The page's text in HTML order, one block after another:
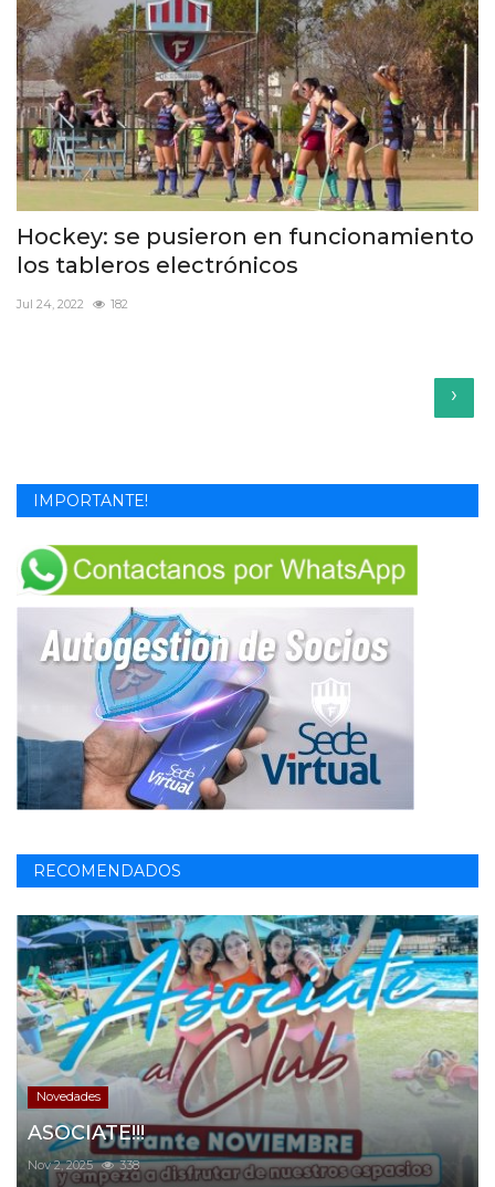
Hockey: se pusieron en funcionamiento
los tableros electrónicos
Jul 24, 2022 182
›
IMPORTANTE!
RECOMENDADOS
Novedades
ASOCIATE!!!
Nov 2, 2025 338